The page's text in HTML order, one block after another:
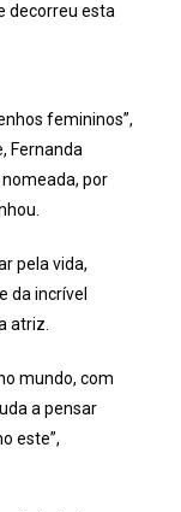
decorreu esta
femininos”,
Fernanda
por
pela vida,
da incrível
atriz.
mundo, com
a pensar
este”,